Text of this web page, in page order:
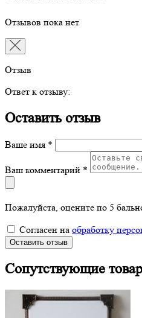
Отзывов пока нет
Отзыв
Ответ к отзыву:
Оставить отзыв
Ваше имя *
Ваш комментарий *
Пожалуйста, оцените по 5
Согласен на обработку
Оставить отзыв
Сопутствующие